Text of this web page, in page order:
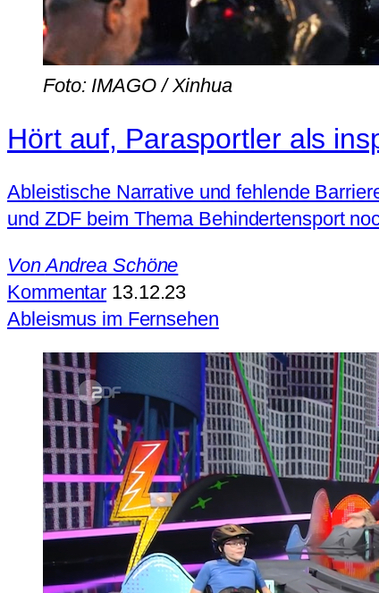
Foto: IMAGO / Xinhua
Hört auf, Parasportler als
Ableistische Narrative und fehlende
und ZDF beim Thema Behindertensport
VonAndrea Schöne
Kommentar 13.12.23
Ableismus im Fernsehen